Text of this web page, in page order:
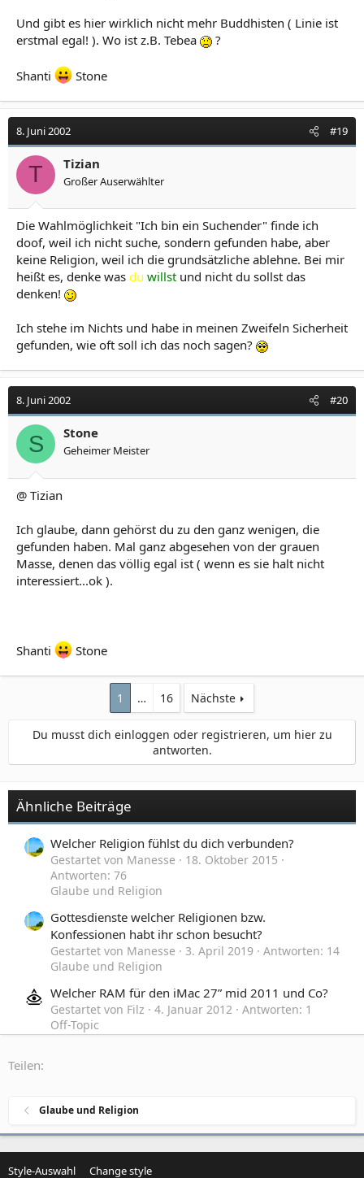
Und gibt es hier wirklich nicht mehr Buddhisten ( Linie ist
erstmal egal! ). Wo ist z.B. Tebea
?
Shanti Stone
8. Juni 2002 #19
T Tizian
Großer Auserwählter
Die Wahlmöglichkeit "Ich bin ein Suchender" finde ich
doof, weil ich nicht suche, sondern gefunden habe, aber
keine Religion, weil ich die grundsätzliche ablehne. Bei mir
heißt es, denke was du willst und nicht du sollst das
denken!
Ich stehe im Nichts und habe in meinen Zweifeln Sicherheit
gefunden, wie oft soll ich das noch sagen?
8. Juni 2002 #20
S Stone
Geheimer Meister
@ Tizian
Ich glaube, dann gehörst du zu den ganz wenigen, die
gefunden haben. Mal ganz abgesehen von der grauen
Masse, denen das völlig egal ist ( wenn es sie halt nicht
interessiert...ok ).
Shanti Stone
1 … 16 Nächste
Du musst dich einloggen oder registrieren, um hier zu
antworten.
Ähnliche Beiträge
Welcher Religion fühlst du dich verbunden?
Gestartet von Manesse
18. Oktober 2015
Antworten: 76
Glaube und Religion
Gottesdienste welcher Religionen bzw.
Konfessionen habt ihr schon besucht?
Gestartet von Manesse 3. April 2019
Antworten: 14
Glaube und Religion
Welcher RAM für den iMac 27” mid 2011 und Co?
Gestartet von Filz 4. Januar 2012
Antworten: 1
Off-Topic
Teilen:
Glaube und Religion
Style-Auswahl Change style